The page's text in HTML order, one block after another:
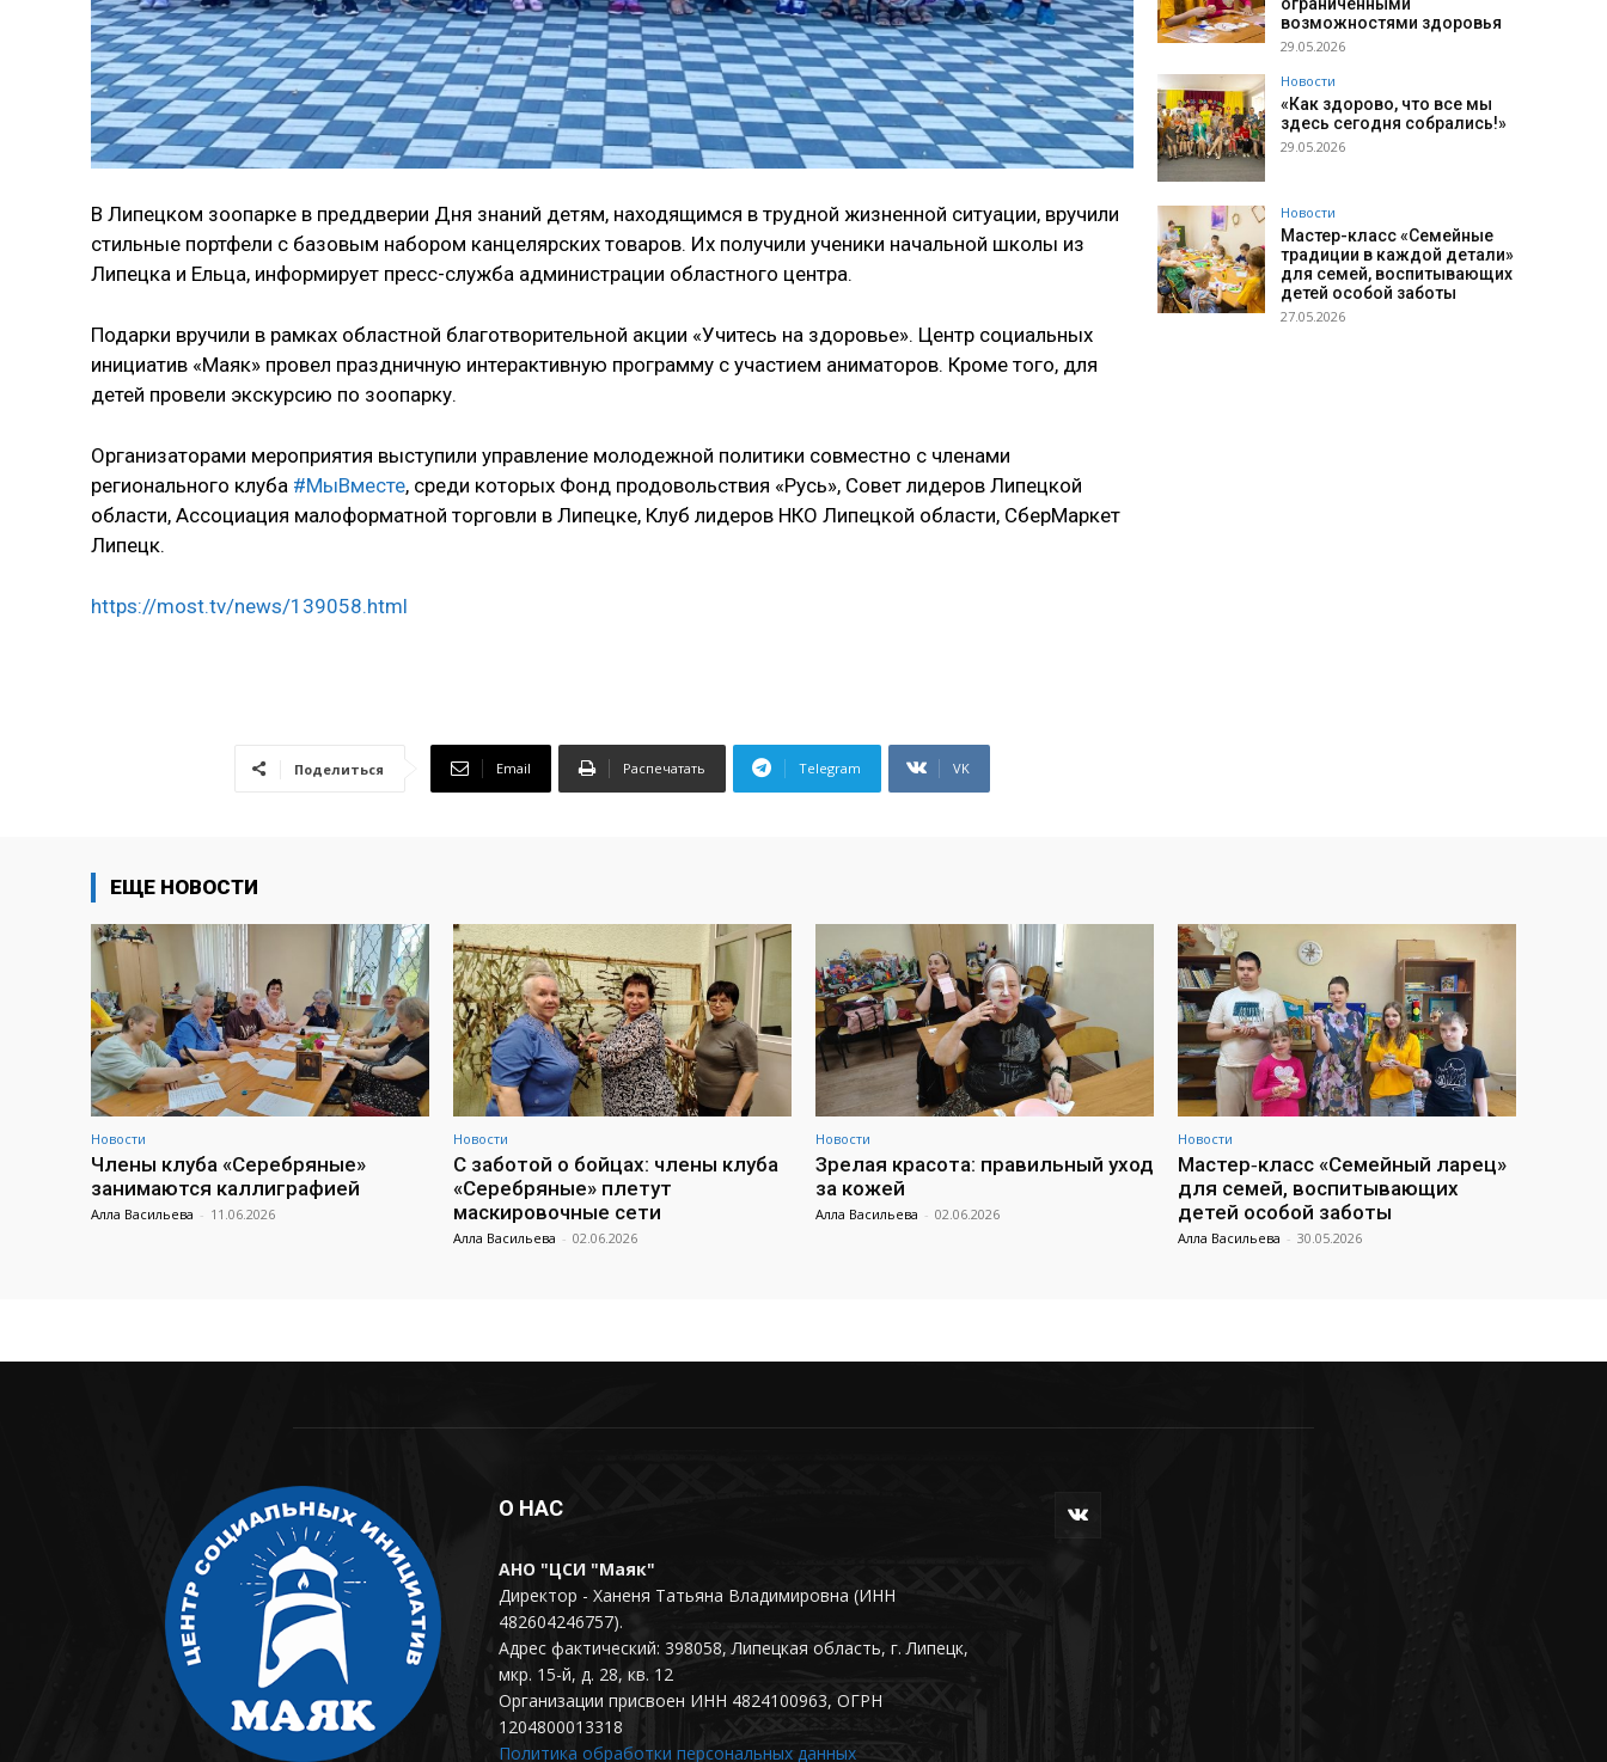
В Липецком зоопарке в преддверии Дня знаний детям, находящимся в трудной жизненной ситуации, вручили
стильные портфели с базовым набором канцелярских товаров. Их получили ученики начальной школы из
Липецка и Ельца, информирует пресс-служба администрации областного центра.
Подарки вручили в рамках областной благотворительной акции «Учитесь на здоровье». Центр социальных
инициатив «Маяк» провел праздничную интерактивную программу с участием аниматоров. Кроме того, для
детей провели экскурсию по зоопарку.
Организаторами мероприятия выступили управление молодежной политики совместно с членами
регионального клуба #МыВместе, среди которых Фонд продовольствия «Русь», Совет лидеров Липецкой
области, Ассоциация малоформатной торговли в Липецке, Клуб лидеров НКО Липецкой области, СберМаркет
Липецк.
https://most.tv/news/139058.html
Поделиться Email Распечатать Telegram VK
возможностями здоровья
29.05.2026
Новости
«Как здорово, что все мы
здесь сегодня собрались!»
29.05.2026
Новости
Мастер-класс «Семейные
традиции в каждой детали»
для семей, воспитывающих
детей особой заботы
27.05.2026
ЕЩЕ НОВОСТИ
Новости
Члены клуба «Серебряные»
занимаются каллиграфией
Алла Васильева - 11.06.2026
Новости
С заботой о бойцах: члены клуба
«Серебряные» плетут
маскировочные сети
Алла Васильева - 02.06.2026
Новости
Зрелая красота: правильный уход
за кожей
Алла Васильева - 02.06.2026
Новости
Мастер‑класс «Семейный ларец»
для семей, воспитывающих
детей особой заботы
Алла Васильева - 30.05.2026
О НАС
АНО "ЦСИ "Маяк"
Директор - Ханеня Татьяна Владимировна (ИНН
482604246757).
Адрес фактический: 398058, Липецкая область, г. Липецк,
мкр. 15-й, д. 28, кв. 12
Организации присвоен ИНН 4824100963, ОГРН
1204800013318
Политика обработки персональных данных